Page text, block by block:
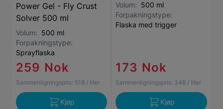
Power Gel - Fly Crust
Solver 500 ml
Volum: 500 ml
Forpakningstype:
Sprayflaska
259 Nok
Sammenligningspris: 518 / liter
Kjøp
Volum: 500 ml
Forpakningstype:
Flaska med trigger
173 Nok
Sammenligningspris: 346 / liter
Kjøp